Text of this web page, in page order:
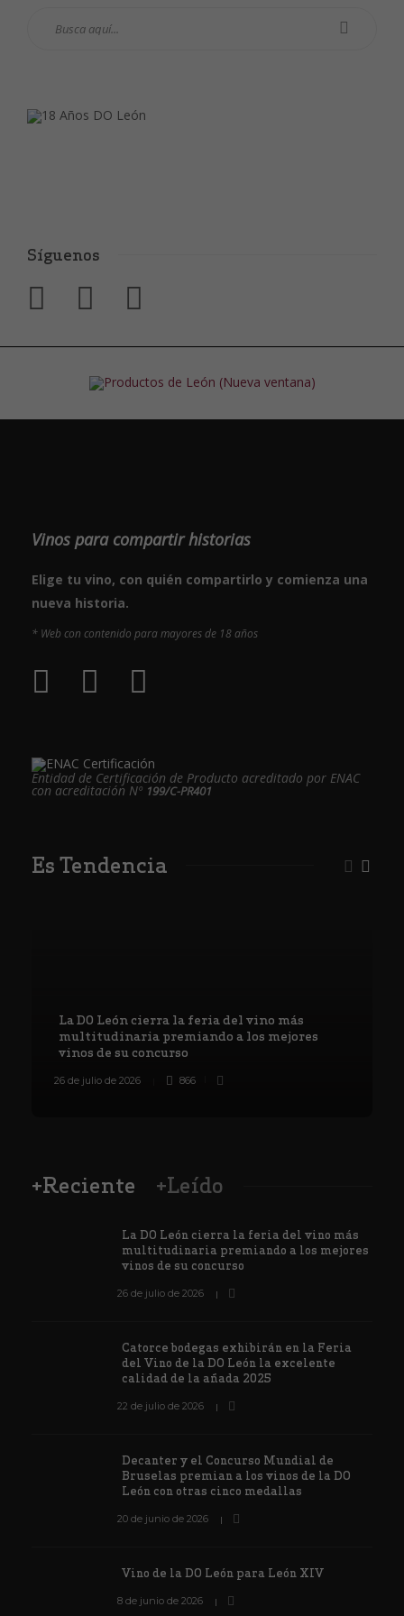
Síguenos
Vinos para compartir historias
Elige tu vino, con quién compartirlo y comienza una
nueva historia.
* Web con contenido para mayores de 18 años
Entidad de Certificación de Producto acreditado por ENAC
con acreditación Nº 199/C-PR401
Es Tendencia
La DO León cierra la feria del vino más
multitudinaria premiando a los mejores
vinos de su concurso
26 de julio de 2026 866
+Reciente +Leído
La DO León cierra la feria del vino más
multitudinaria premiando a los mejores
vinos de su concurso
26 de julio de 2026
Catorce bodegas exhibirán en la Feria
del Vino de la DO León la excelente
calidad de la añada 2025
22 de julio de 2026
Decanter y el Concurso Mundial de
Bruselas premian a los vinos de la DO
León con otras cinco medallas
20 de junio de 2026
Vino de la DO León para León XIV
8 de junio de 2026